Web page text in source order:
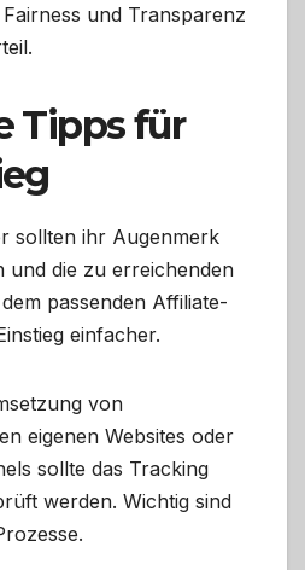
und Transparenz
Tipps für
sollten ihr Augenmerk
und die zu erreichenden
passenden Affiliate-
einfacher.
von
eigenen Websites oder
sollte das Tracking
werden. Wichtig sind